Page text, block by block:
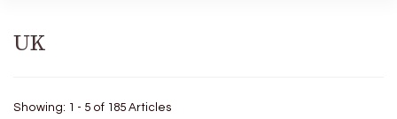
UK
Showing: 1 - 5 of 185 Articles